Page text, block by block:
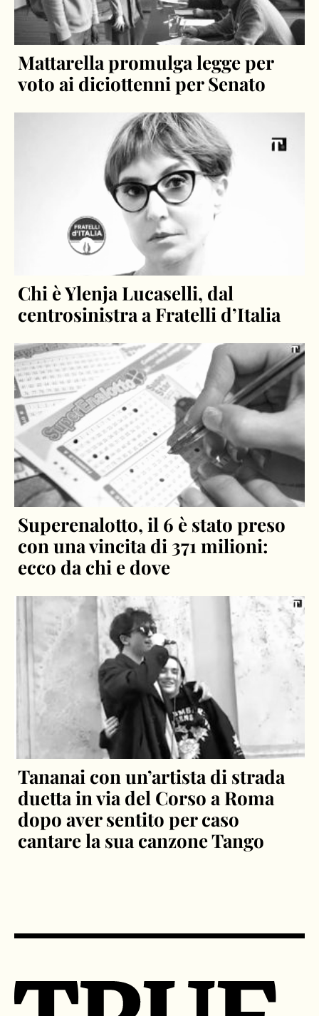
Mattarella promulga legge per
voto ai diciottenni per Senato
Chi è Ylenja Lucaselli, dal
centrosinistra a Fratelli d’Italia
Superenalotto, il 6 è stato preso
con una vincita di 371 milioni:
ecco da chi e dove
Tananai con un’artista di strada
duetta in via del Corso a Roma
dopo aver sentito per caso
cantare la sua canzone Tango